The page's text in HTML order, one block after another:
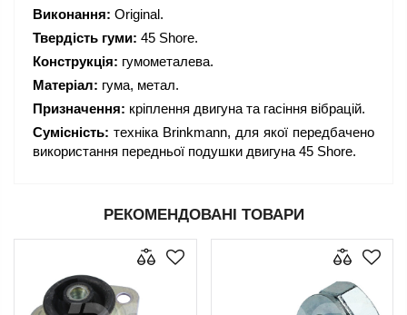
Виконання: Original.
Твердість гуми: 45 Shore.
Конструкція: гумометалева.
Матеріал: гума, метал.
Призначення: кріплення двигуна та гасіння вібрацій.
Сумісність: техніка Brinkmann, для якої передбачено
використання передньої подушки двигуна 45 Shore.
РЕКОМЕНДОВАНІ ТОВАРИ